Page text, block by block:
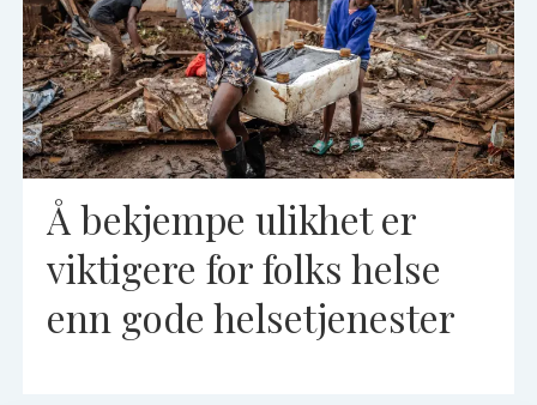
Å bekjempe ulikhet er
viktigere for folks helse
enn gode helsetjenester